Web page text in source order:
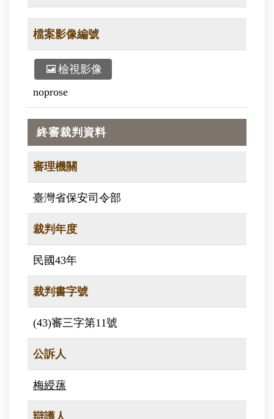
檔案影像編號
檢視影像
noprose
終審裁判資料
審理機關
臺灣省保安司令部
裁判年度
民國43年
裁判書字號
(43)審三字第11號
公訴人
梅綬蓀